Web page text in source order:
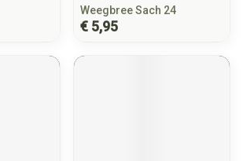
Weegbree Sach 24
€ 5,95